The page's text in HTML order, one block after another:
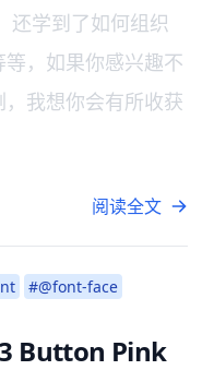
还学到了如何组织
，如果你感兴趣不
我想你会有所收获
阅读全文
#@font-face
Button Pink